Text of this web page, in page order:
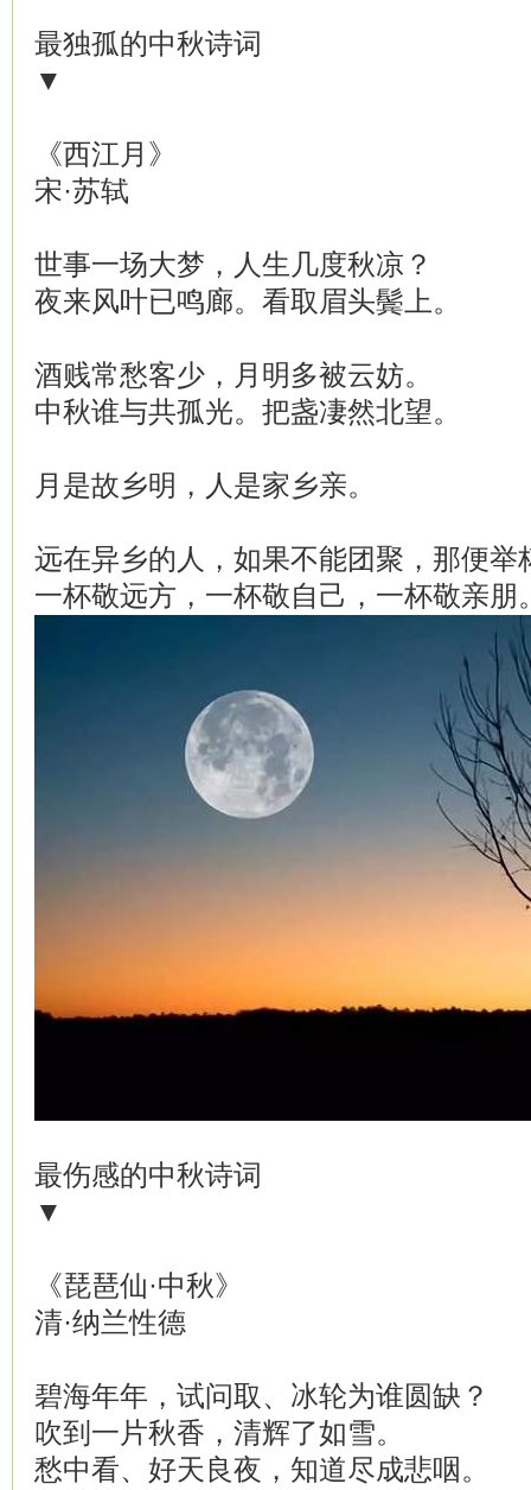
最独孤的中秋诗词
▼
《西江月》
宋·苏轼
世事一场大梦，人生几度秋凉？
夜来风叶已鸣廊。看取眉头鬓上。
酒贱常愁客少，月明多被云妨。
中秋谁与共孤光。把盏凄然北望。
月是故乡明，人是家乡亲。
远在异乡的人，如果不能团聚，那便举
一杯敬远方，一杯敬自己，一杯敬亲
最伤感的中秋诗词
▼
《琵琶仙·中秋》
清·纳兰性德
碧海年年，试问取、冰轮为谁圆缺？
吹到一片秋香，清辉了如雪。
愁中看、好天良夜，知道尽成悲咽。